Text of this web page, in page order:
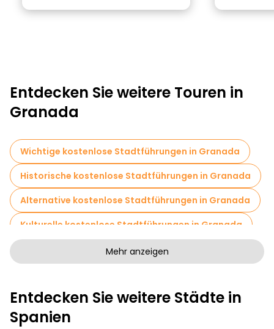
Entdecken Sie weitere Touren in
Granada
Wichtige kostenlose Stadtführungen in Granada
Historische kostenlose Stadtführungen in Granada
Alternative kostenlose Stadtführungen in Granada
Kulturelle kostenlose Stadtführungen in Granada
Kunstfreie Stadtführungen in Granada
Sportaktivitäten in Granada
Selbstgeführte Touren in Granada
Mehr anzeigen
Entdecken Sie weitere Städte in
Spanien